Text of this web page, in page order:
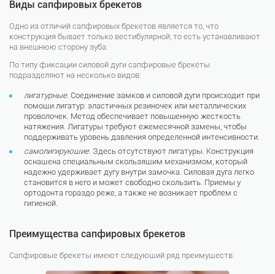
Виды сапфировых брекетов
Одно из отличий сапфировых брекетов является то, что
конструкция бывает только вестибулярной, то есть устанавливают
на внешнюю сторону зуба.
По типу фиксации силовой дуги сапфировые брекеты
подразделяют на несколько видов:
лигатурные. Соединение замков и силовой дуги происходит при
помощи лигатур: эластичных резиночек или металлических
проволочек. Метод обеспечивает повышенную жесткость
натяжения. Лигатуры требуют ежемесячной замены, чтобы
поддерживать уровень давления определенной интенсивности.
самолигирующие. Здесь отсутствуют лигатуры. Конструкция
оснащена специальным скользящим механизмом, который
надежно удерживает дугу внутри замочка. Силовая дуга легко
становится в него и может свободно скользить. Приемы у
ортодонта гораздо реже, а также не возникает проблем с
гигиеной.
Преимущества сапфировых брекетов
Сапфировые брекеты имеют следующий ряд преимуществ: